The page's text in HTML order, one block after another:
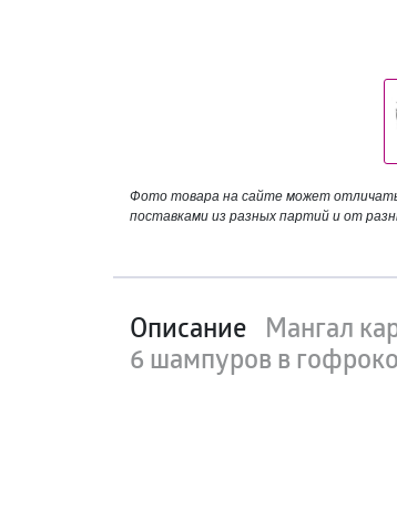
Фото товара на сайте может
поставками из разных партий и от
Описание Мангал
6 шампуров в